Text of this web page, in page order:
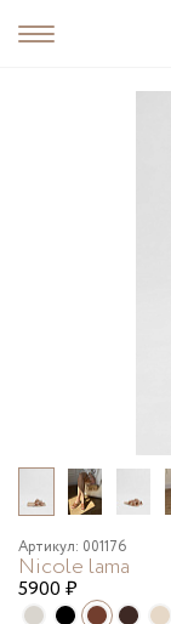
Артикул: 001176
Nicole lama
5900 ₽